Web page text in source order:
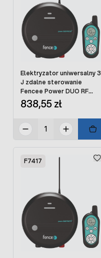
Elektryzator uniwersalny 3
J zdalne sterowanie
Fencee Power DUO RF
PDX30 SMART z pilotem
838,55 zł
F7417